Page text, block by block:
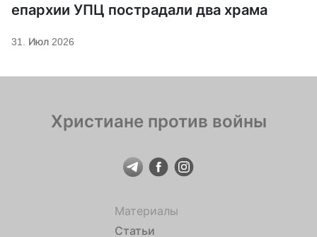
епархии УПЦ пострадали два храма
31. Июл 2026
Христиане против войны
Материалы
Статьи